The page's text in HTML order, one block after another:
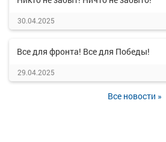
30.04.2025
Все для фронта! Все для Победы!
29.04.2025
Все новости »